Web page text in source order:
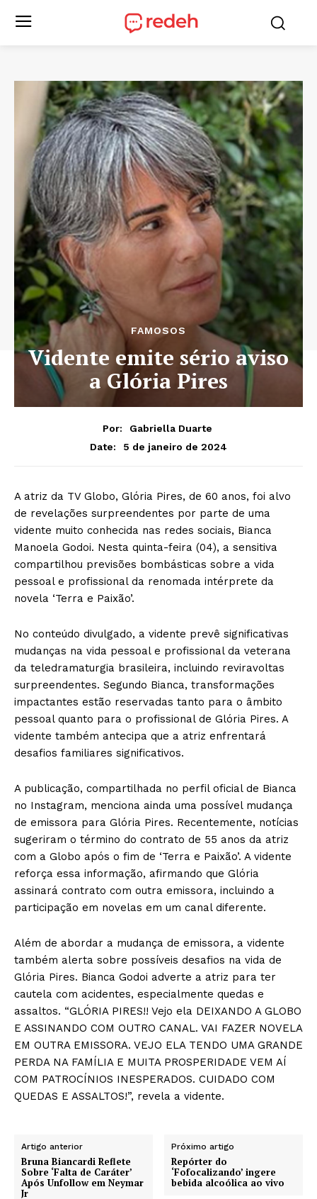
FAMOSOS
Vidente emite sério aviso
a Glória Pires
Por:
Gabriella Duarte
Date:
5 de janeiro de 2024
A atriz da TV Globo, Glória Pires, de 60 anos, foi alvo
de revelações surpreendentes por parte de uma
vidente muito conhecida nas redes sociais, Bianca
Manoela Godoi. Nesta quinta-feira (04), a sensitiva
compartilhou previsões bombásticas sobre a vida
pessoal e profissional da renomada intérprete da
novela ‘Terra e Paixão’.
No conteúdo divulgado, a vidente prevê significativas
mudanças na vida pessoal e profissional da veterana
da teledramaturgia brasileira, incluindo reviravoltas
surpreendentes. Segundo Bianca, transformações
impactantes estão reservadas tanto para o âmbito
pessoal quanto para o profissional de Glória Pires. A
vidente também antecipa que a atriz enfrentará
desafios familiares significativos.
A publicação, compartilhada no perfil oficial de Bianca
no Instagram, menciona ainda uma possível mudança
de emissora para Glória Pires. Recentemente, notícias
sugeriram o término do contrato de 55 anos da atriz
com a Globo após o fim de ‘Terra e Paixão’. A vidente
reforça essa informação, afirmando que Glória
assinará contrato com outra emissora, incluindo a
participação em novelas em um canal diferente.
Além de abordar a mudança de emissora, a vidente
também alerta sobre possíveis desafios na vida de
Glória Pires. Bianca Godoi adverte a atriz para ter
cautela com acidentes, especialmente quedas e
assaltos. “GLÓRIA PIRES!! Vejo ela DEIXANDO A GLOBO
E ASSINANDO COM OUTRO CANAL. VAI FAZER NOVELA
EM OUTRA EMISSORA. VEJO ELA TENDO UMA GRANDE
PERDA NA FAMÍLIA E MUITA PROSPERIDADE VEM AÍ
COM PATROCÍNIOS INESPERADOS. CUIDADO COM
QUEDAS E ASSALTOS!”, revela a vidente.
Artigo anterior
Bruna Biancardi Reflete
Sobre ‘Falta de Caráter’
Após Unfollow em Neymar
Jr
Próximo artigo
Repórter do
‘Fofocalizando’ ingere
bebida alcoólica ao vivo